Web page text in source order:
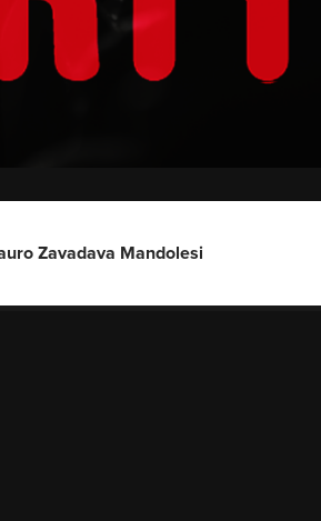
Zavadava Mandolesi